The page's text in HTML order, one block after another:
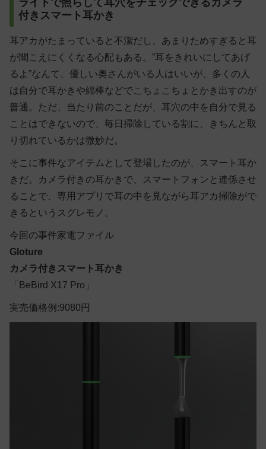
付きスマート耳かき
耳アカがたまっていると不潔だし、あまりためすぎると耳
が聞こえにくくなる心配もある。”耳をきれいにしてあげ
るよ”なんて、優しい奥さんがいる人はいいが、多くの人
は自分で耳かきや綿棒などでこちょこちょとかき出すのが
普通。ただ、当たり前のことだが、耳穴の中を自分で見る
ことはできないので、毎日掃除している割に、きちんと取
り切れているかは微妙だ。
そこに事件なアイテムとして登場したのが、スマート耳か
きだ。カメラ付きの耳かきで、スマートフォンと連係させ
ることで、専用アプリで耳の中を見ながら耳アカ掃除がで
きるというスグレモノ。
今回の事件家電ファイル
Gloture
カメラ付きスマート耳かき
「BeBird X17 Pro」
実売価格例:9080円